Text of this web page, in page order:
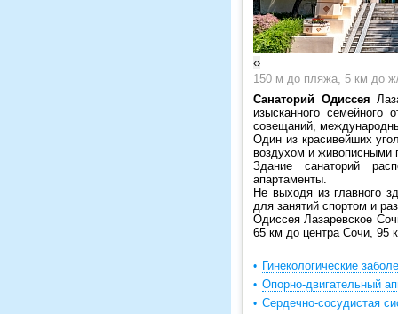
‹›
150 м до пляжа, 5 км до
Санаторий Одиссея
изысканного
совещаний,
Один из красивейших
воздухом и живописными
Здание санаторий
апартаменты.
Не выходя из главного
для занятий спортом и
Одиссея Лазаревское
65 км до центра Сочи, 95
Гинекологические
Опорно-двигательный
Сердечно-сосудистая